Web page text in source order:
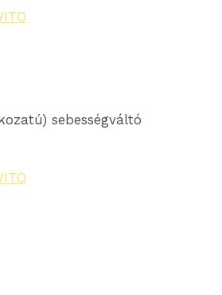
sebességváltó